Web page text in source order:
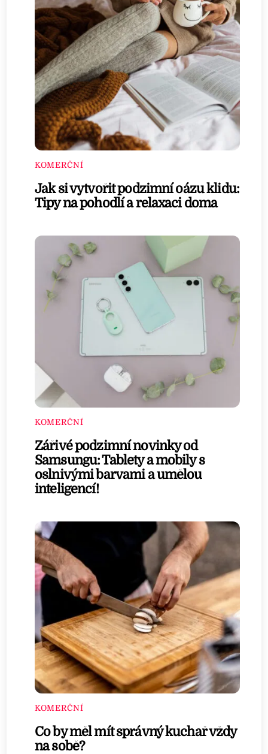
KOMERČNÍ
Jak si vytvořit podzimní oázu klidu:
Tipy na pohodlí a relaxaci doma
KOMERČNÍ
Zářivé podzimní novinky od
Samsungu: Tablety a mobily s
oslnivými barvami a umělou
inteligencí!
KOMERČNÍ
Co by měl mít správný kuchař vždy
na sobě?